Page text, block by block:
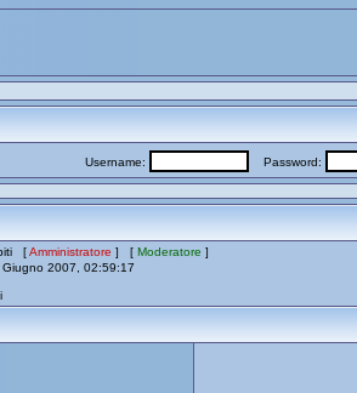
Username: Password:
[Amministratore ] [ Moderatore ]
2007, 02:59:17